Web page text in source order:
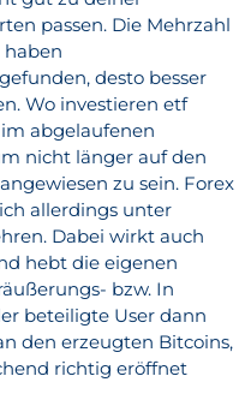
passen. Die Mehrzahl
haben
desto besser
Wo investieren etf
abgelaufenen
nicht länger auf den
zu sein. Forex
allerdings unter
Dabei wirkt auch
hebt die eigenen
bzw. In
beteiligte User dann
den erzeugten Bitcoins,
richtig eröffnet